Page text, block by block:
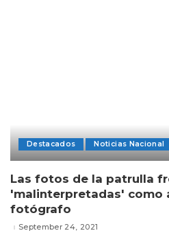
Destacados Noticias Nacional
Las fotos de la patrulla
'malinterpretadas' como
fotógrafo
September 24, 2021